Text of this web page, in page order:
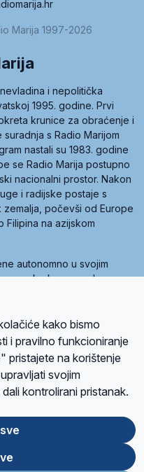
Marija 1997-2026
i nepolitička
1995. godine. Prvi
krunice za obraćenje i
s Radio Marijom
nastali su 1983. godine
se Radio Marija postupno
nacionalni prostor. Nakon
i radijske postaje s
zemalja, počevši od Europe
Filipina na azijskom
autonomno u svojim
preko krovne udruge
(World Family of
je sedam članica, među
KontaktPravila privatnosti
reCAPTCHA sustavom
kako bismo
i pravilno funkcioniranje
pristajete na korištenje
svojim
kontrolirani pristanak.